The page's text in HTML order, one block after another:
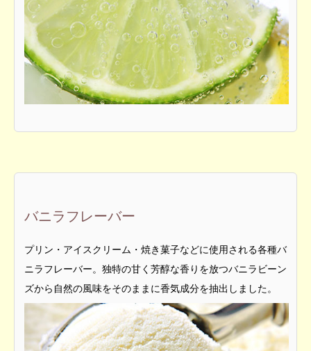
バニラフレーバー
プリン・アイスクリーム・焼き菓子などに使用される各種バ
ニラフレーバー。独特の甘く芳醇な香りを放つバニラビーン
ズから自然の風味をそのままに香気成分を抽出しました。